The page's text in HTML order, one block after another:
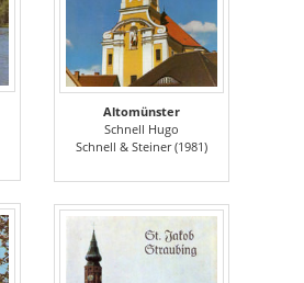
Altomünster
Schnell Hugo
Schnell & Steiner (1981)